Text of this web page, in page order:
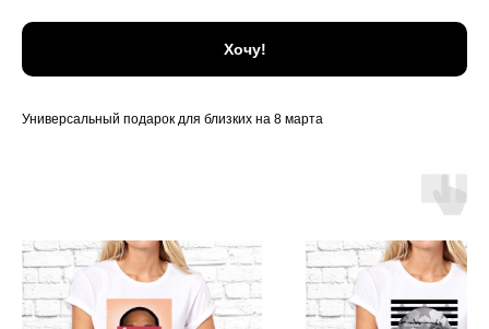
Хочу!
Универсальный подарок для близких на 8 марта